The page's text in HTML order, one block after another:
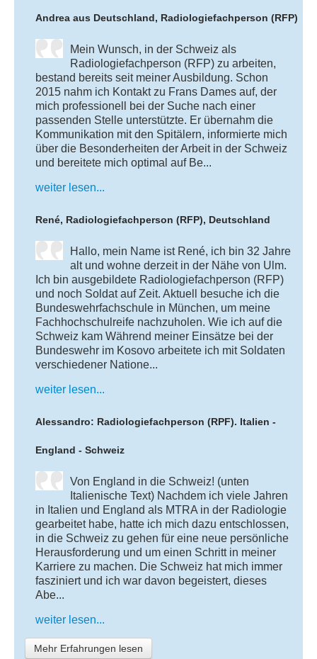
Andrea aus Deutschland, Radiologiefachperson (RFP)
Mein Wunsch, in der Schweiz als
Radiologiefachperson (RFP) zu arbeiten,
bestand bereits seit meiner Ausbildung. Schon
2015 nahm ich Kontakt zu Frans Dames auf, der
mich professionell bei der Suche nach einer
passenden Stelle unterstützte. Er übernahm die
Kommunikation mit den Spitälern, informierte mich
über die Besonderheiten der Arbeit in der Schweiz
und bereitete mich optimal auf Be...
weiter lesen...
René, Radiologiefachperson (RFP), Deutschland
Hallo, mein Name ist René, ich bin 32 Jahre
alt und wohne derzeit in der Nähe von Ulm.
Ich bin ausgebildete Radiologiefachperson (RFP)
und noch Soldat auf Zeit. Aktuell besuche ich die
Bundeswehrfachschule in München, um meine
Fachhochschulreife nachzuholen. Wie ich auf die
Schweiz kam Während meiner Einsätze bei der
Bundeswehr im Kosovo arbeitete ich mit Soldaten
verschiedener Natione...
weiter lesen...
Alessandro: Radiologiefachperson (RPF). Italien -
England - Schweiz
Von England in die Schweiz! (unten
Italienische Text) Nachdem ich viele Jahren
in Italien und England als MTRA in der Radiologie
gearbeitet habe, hatte ich mich dazu entschlossen,
in die Schweiz zu gehen für eine neue persönliche
Herausforderung und um einen Schritt in meiner
Karriere zu machen. Die Schweiz hat mich immer
fasziniert und ich war davon begeistert, dieses
Abe...
weiter lesen...
Mehr Erfahrungen lesen